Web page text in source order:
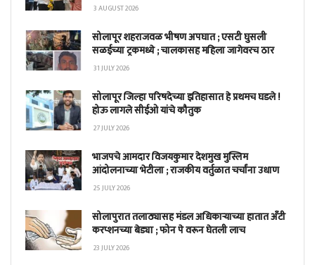
3 AUGUST 2026
सोलापूर शहराजवळ भीषण अपघात ; एसटी घुसली
सळईच्या ट्रकमध्ये ; चालकासह महिला जागेवरच ठार
31 JULY 2026
सोलापूर जिल्हा परिषदेच्या इतिहासात हे प्रथमच घडले !
होऊ लागले सीईओ यांचे कौतुक
27 JULY 2026
भाजपचे आमदार विजयकुमार देशमुख मुस्लिम
आंदोलनाच्या भेटीला ; राजकीय वर्तुळात चर्चांना उधाण
25 JULY 2026
सोलापुरात तलाठ्यासह मंडल अधिकाऱ्याच्या हातात अँटी
करप्शनच्या बेड्या ; फोन पे वरून घेतली लाच
23 JULY 2026